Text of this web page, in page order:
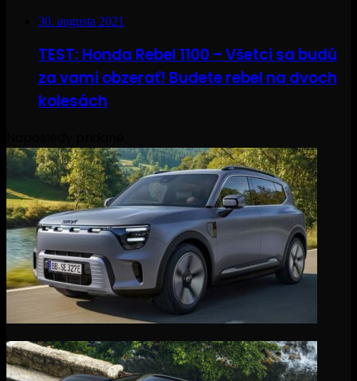
30. augusta 2021
TEST: Honda Rebel 1100 – Všetci sa budú
za vami obzerať! Budete rebel na dvoch
kolesách